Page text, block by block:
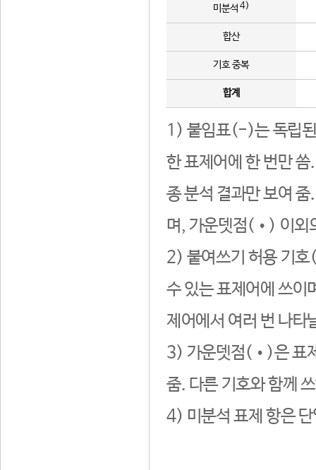
미분석 4)
합산
기호 중복
합계
1) 붙임표(-)는 독립된
한 표제어에 한 번만
종 분석 결과만 보여
며, 가운뎃점(•) 이외
2) 붙여쓰기 허용 기호
수 있는 표제어에 쓰이
제어에서 여러 번 나타
3) 가운뎃점(•)은 표
줌. 다른 기호와 함께
4) 미분석 표제 항은